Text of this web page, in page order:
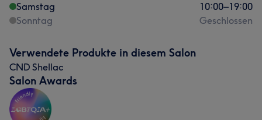
Samstag
10:00–19:00
Sonntag
Geschlossen
Verwendete Produkte in diesem Salon
CND Shellac
Salon Awards